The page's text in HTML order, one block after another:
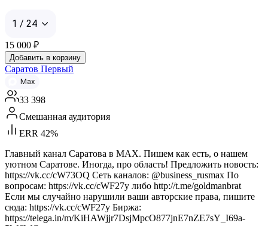
1 / 24
15 000 ₽
Добавить в корзину
Саратов Первый
Max
33 398
Смешанная аудитория
ERR 42%
Главный канал Саратова в MAX. Пишем как есть, о нашем
уютном Саратове. Иногда, про область! Предложить новость:
https://vk.cc/cW73OQ Сеть каналов: @business_rusmax По
вопросам: https://vk.cc/cWF27y либо http://t.me/goldmanbrat
Если мы случайно нарушили ваши авторские права, пишите
сюда: https://vk.cc/cWF27y Биржа:
https://telega.in/m/KiHAWjjr7DsjMpcO877jnE7nZE7sY_I69a-